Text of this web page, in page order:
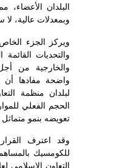
البلدان الأعضاء،
وبمعدلات عالية، لا
ويركز الجزء الخاص
والتحديات القائمة
والخارجية من أجل
واضحة مفادها أن
لبلدان منظمة
الحجم الفعلي
تعويضه بنمو متماثل
للكومسيك